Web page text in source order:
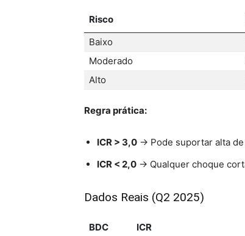
Risco
Baixo
Moderado
Alto
Regra prática:
ICR > 3,0 → Pode suportar alta
ICR < 2,0 → Qualquer choque
Dados Reais (Q2 2025)
BDC ICR